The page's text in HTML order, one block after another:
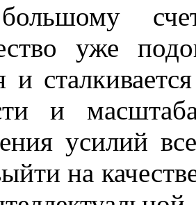
уже
и
и
усилий
на